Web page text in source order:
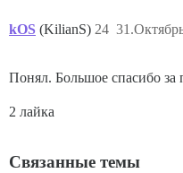
kOS (KilianS) 24
Понял. Большое спасибо
2 лайка
Связанные темы